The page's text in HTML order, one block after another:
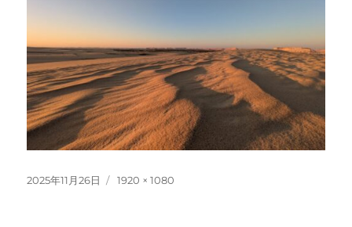
投
2025年11月26日
フ
1920 × 1080